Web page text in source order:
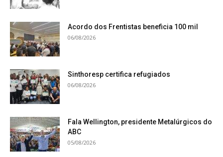
Acordo dos Frentistas beneficia 100 mil
06/08/2026
Sinthoresp certifica refugiados
06/08/2026
Fala Wellington, presidente Metalúrgicos do
ABC
05/08/2026